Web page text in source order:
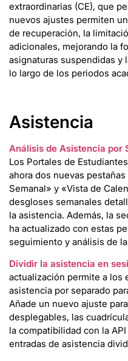
extraordinarias (CE), que
nuevos ajustes permiten
de recuperación, la
adicionales, mejorando la
asignaturas suspendidas y
lo largo de los periodos
Asistencia
Análisis de Asistencia por
Los Portales de
ahora dos nuevas
Semanal» y «Vista de
desgloses semanales
la asistencia. Además, la
ha actualizado con estas
seguimiento y análisis de
Dividir la asistencia en
actualización permite a los
asistencia por separado
Añade un nuevo ajuste
desplegables, las
la compatibilidad con la
entradas de asistencia